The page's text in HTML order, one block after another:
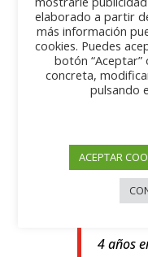
nuevo
limite
Esto
uno
su
4 años
elaborado a partir
más información
cookies. Puedes
botón
concreta,
pulsando
ACEPTAR